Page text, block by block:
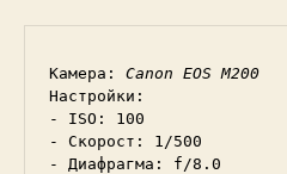
Камера: Canon EOS M200
Настройки:
- ISO: 100
- Скорост: 1/500
- Диафрагма: f/8.0